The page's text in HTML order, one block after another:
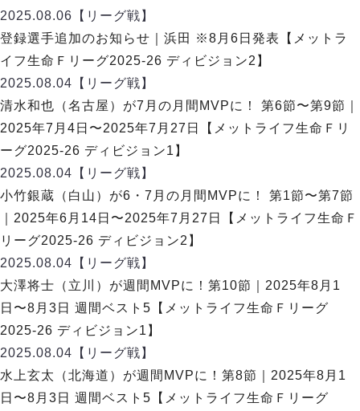
クラブ
チケット
メディア情報
フットサル日本代表
その他
順位表
戦績表
警告・退場・出場停止選手
個人ランキング｜ゴール
個人ランキング｜シュート
個人ランキング｜シュート成功率
個人ランキング｜第2PK
メットライフ生命Ｆ２リーグ
試合日程
順位表
戦績表
警告・退場・出場停止選手
個人ランキング｜ゴール
個人ランキング｜シュート
個人ランキング｜シュート成功率
個人ランキング｜第2PK
メットライフ生命Ｆ１リーグ
エスポラーダ北海道
バルドラール浦安
フウガドールすみだ
しながわシティ
立川アスレティックFC
ペスカドーラ町田
湘南ベルマーレ
ボアルース長野
名古屋オーシャンズ
シュライカー大阪
ボルクバレット北九州
バサジィ大分
メットライフ生命Ｆ２リーグ
ヴォスクオーレ仙台
マルバ水戸FC
チケットを買う
アリーナ情報 ARENA
リーグ概要 ABOUT US
リーグ概要
日本フットサルリーグについて
大会概要
リーグ要項
クラブライセンス関連
アリーナ観戦マナー&ルール
過去の記録 ARCHIVE
過去の試合記録
ディビジョン1 試合記録
ディビジョン2 試合記録
Ｆリーグカップ 試合記録
リーグ統計データ
プロジェクト PROJECT
ABeam AWARD
DIVISION01
2025.08.06 【リーグ戦】
登録選手追加のお知らせ｜浜田 ※8月6日発表【メットラ
イフ生命Ｆリーグ2025-26 ディビジョン2】
2025.08.04 【リーグ戦】
清水和也（名古屋）が7月の月間MVPに！ 第6節〜第9節｜
2025年7月4日〜2025年7月27日【メットライフ生命Ｆリ
ーグ2025-26 ディビジョン1】
2025.08.04 【リーグ戦】
小竹銀蔵（白山）が6・7月の月間MVPに！ 第1節〜第7節
｜2025年6月14日〜2025年7月27日【メットライフ生命Ｆ
リーグ2025-26 ディビジョン2】
2025.08.04 【リーグ戦】
大澤将士（立川）が週間MVPに！第10節｜2025年8月1
日〜8月3日 週間ベスト5【メットライフ生命Ｆリーグ
2025-26 ディビジョン1】
2025.08.04 【リーグ戦】
水上玄太（北海道）が週間MVPに！第8節｜2025年8月1
日〜8月3日 週間ベスト5【メットライフ生命Ｆリーグ